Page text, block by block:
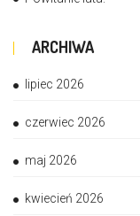
ARCHIWA
lipiec 2026
czerwiec 2026
maj 2026
kwiecień 2026